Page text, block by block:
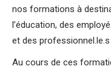
nos formations à
l’éducation, des
et des
Au cours de ces